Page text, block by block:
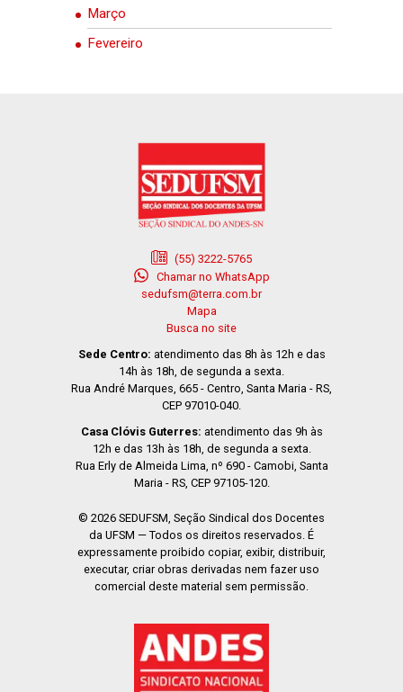
Março
Fevereiro
(55) 3222-5765
Chamar no WhatsApp
sedufsm@terra.com.br
Mapa
Busca no site
Sede Centro: atendimento das 8h às 12h e das
14h às 18h, de segunda a sexta.
Rua André Marques, 665 - Centro, Santa Maria - RS,
CEP 97010-040.
Casa Clóvis Guterres: atendimento das 9h às
12h e das 13h às 18h, de segunda a sexta.
Rua Erly de Almeida Lima, nº 690 - Camobi, Santa
Maria - RS, CEP 97105-120.
© 2026 SEDUFSM, Seção Sindical dos Docentes
da UFSM — Todos os direitos reservados. É
expressamente proibido copiar, exibir, distribuir,
executar, criar obras derivadas nem fazer uso
comercial deste material sem permissão.